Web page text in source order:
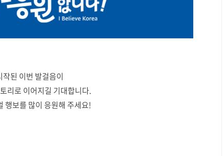
된 이번 발걸음이
리로 이어지길 기대합니다.
행보를 많이 응원해 주세요!